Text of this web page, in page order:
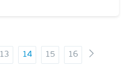
13 14 15 16